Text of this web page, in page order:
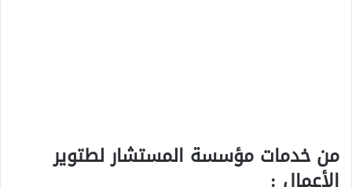
من خدمات مؤسسة المستشار لطتوير